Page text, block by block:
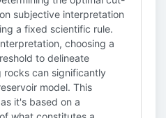
subjective interpretation
a fixed scientific rule.
choosing a
to delineate
can significantly
model. This
it's based on a